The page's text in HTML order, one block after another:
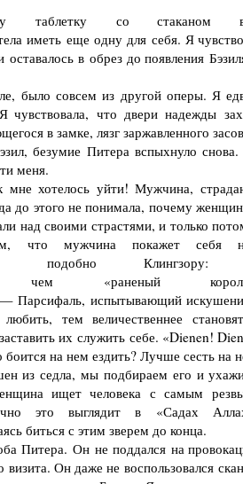
со стаканом
иметь еще одну для себя. Я
оставалось в обрез до появления
было совсем из другой оперы. Я
Я чувствовала, что двери надежды
в замке, лязг заржавленного
безумие Питера вспыхнуло
меня.
хотелось уйти! Мужчина,
до этого не понимала, почему
над своими страстями, и только
что мужчина покажет себя
Клингзору:
«раненый
Парсифаль, испытывающий
тем величественнее
их служить себе. «Dienen!
на нем ездить? Лучше сесть на
из седла, мы подбираем его и
ищет человека с самым
это выглядит в «Садах
биться с этим зверем до конца.
Питера. Он не поддался на
визита. Он даже не воспользовался